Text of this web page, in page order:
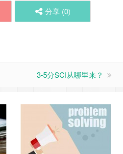
分享 (0)
3-5分SCI从哪里来？